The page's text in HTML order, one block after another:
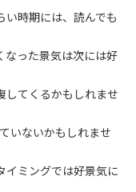
時期には、読んでも
なった景気は次には好
してくるかもしれませ
いないかもしれませ
イミングでは好景気に